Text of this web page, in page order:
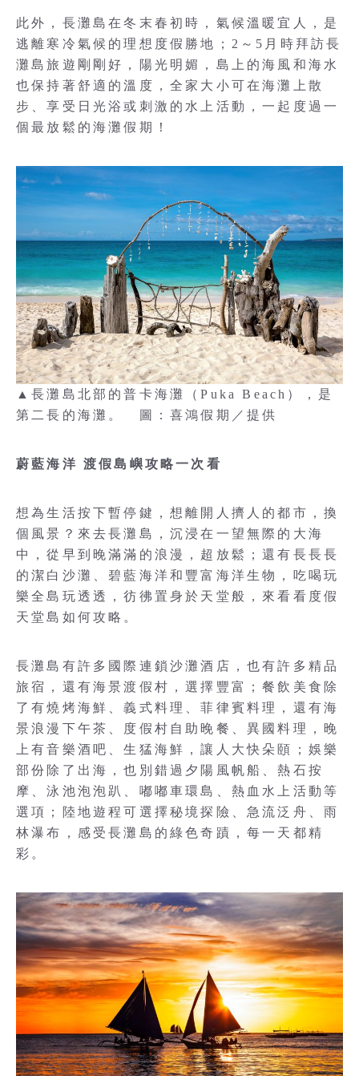
此外，長灘島在冬末春初時，氣候溫暖宜人，是
逃離寒冷氣候的理想度假勝地；2～5月時拜訪長
灘島旅遊剛剛好，陽光明媚，島上的海風和海水
也保持著舒適的溫度，全家大小可在海灘上散
步、享受日光浴或刺激的水上活動，一起度過一
個最放鬆的海灘假期！
▲長灘島北部的普卡海灘（Puka Beach），是
第二長的海灘。 圖：喜鴻假期／提供
蔚藍海洋 渡假島嶼攻略一次看
想為生活按下暫停鍵，想離開人擠人的都市，換
個風景？來去長灘島，沉浸在一望無際的大海
中，從早到晚滿滿的浪漫，超放鬆；還有長長長
的潔白沙灘、碧藍海洋和豐富海洋生物，吃喝玩
樂全島玩透透，彷彿置身於天堂般，來看看度假
天堂島如何攻略。
長灘島有許多國際連鎖沙灘酒店，也有許多精品
旅宿，還有海景渡假村，選擇豐富；餐飲美食除
了有燒烤海鮮、義式料理、菲律賓料理，還有海
景浪漫下午茶、度假村自助晚餐、異國料理，晚
上有音樂酒吧、生猛海鮮，讓人大快朵頤；娛樂
部份除了出海，也別錯過夕陽風帆船、熱石按
摩、泳池泡泡趴、嘟嘟車環島、熱血水上活動等
選項；陸地遊程可選擇秘境探險、急流泛舟、雨
林瀑布，感受長灘島的綠色奇蹟，每一天都精
彩。